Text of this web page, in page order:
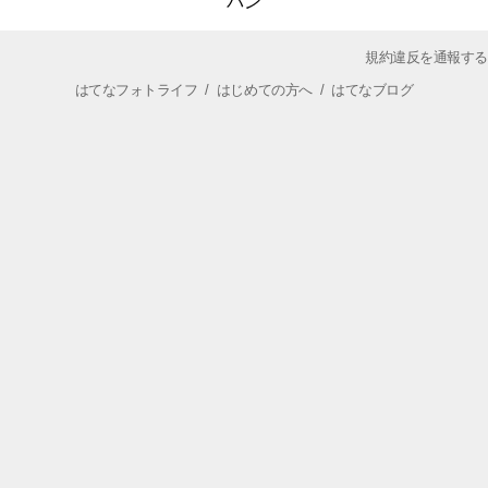
規約違反を通報する
はてなフォトライフ / はじめての方へ/ はてなブログ